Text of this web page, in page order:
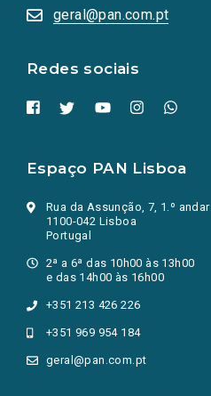
geral@pan.com.pt
Redes sociais
numa
nova
Espaço PAN Lisboa
Rua da Assunção, 7, 1.º andar
1100-042 Lisboa
Portugal
2ª a 6ª das 10h00 às 13h00
e das 14h00 às 16h00
+351 213 426 226
+351 969 954 184
geral@pan.com.pt